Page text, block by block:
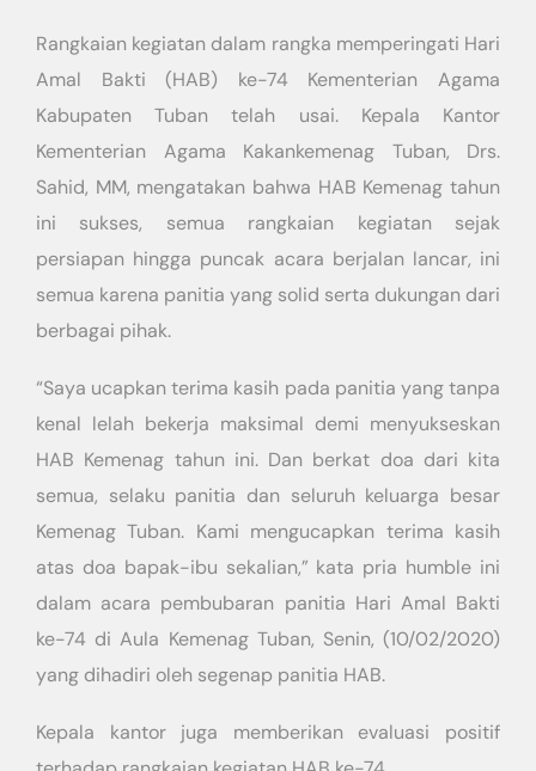
Rangkaian kegiatan dalam rangka memperingati Hari
Amal Bakti (HAB) ke-74 Kementerian Agama
Kabupaten Tuban telah usai. Kepala Kantor
Kementerian Agama Kakankemenag Tuban, Drs.
Sahid, MM, mengatakan bahwa HAB Kemenag tahun
ini sukses, semua rangkaian kegiatan sejak
persiapan hingga puncak acara berjalan lancar, ini
semua karena panitia yang solid serta dukungan dari
berbagai pihak.
“Saya ucapkan terima kasih pada panitia yang tanpa
kenal lelah bekerja maksimal demi menyukseskan
HAB Kemenag tahun ini. Dan berkat doa dari kita
semua, selaku panitia dan seluruh keluarga besar
Kemenag Tuban. Kami mengucapkan terima kasih
atas doa bapak-ibu sekalian,” kata pria humble ini
dalam acara pembubaran panitia Hari Amal Bakti
ke-74 di Aula Kemenag Tuban, Senin, (10/02/2020)
yang dihadiri oleh segenap panitia HAB.
Kepala kantor juga memberikan evaluasi positif